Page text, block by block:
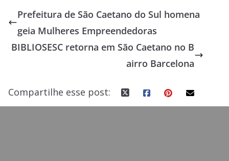
b
o
o
d
o
n
l e
Prefeitura de São Caetano do Sul homena
geia Mulheres Empreendedoras
BIBLIOSESC retorna em São Caetano no B
airro Barcelona
Compartilhe esse post: